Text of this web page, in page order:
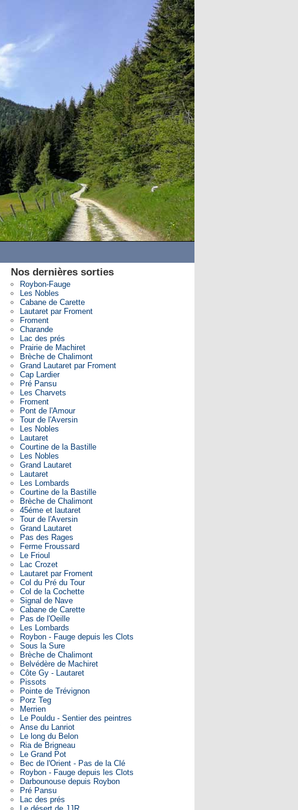
Nos dernières sorties
Roybon-Fauge
Les Nobles
Cabane de Carette
Lautaret par Froment
Froment
Charande
Lac des prés
Prairie de Machiret
Brèche de Chalimont
Grand Lautaret par Froment
Cap Lardier
Pré Pansu
Les Charvets
Froment
Pont de l'Amour
Tour de l'Aversin
Les Nobles
Lautaret
Courtine de la Bastille
Les Nobles
Grand Lautaret
Lautaret
Les Lombards
Courtine de la Bastille
Brèche de Chalimont
45éme et lautaret
Tour de l'Aversin
Grand Lautaret
Pas des Rages
Ferme Froussard
Le Frioul
Lac Crozet
Lautaret par Froment
Col du Pré du Tour
Col de la Cochette
Signal de Nave
Cabane de Carette
Pas de l'Oeille
Les Lombards
Roybon - Fauge depuis les Clots
Sous la Sure
Brèche de Chalimont
Belvédère de Machiret
Côte Gy - Lautaret
Pissots
Pointe de Trévignon
Porz Teg
Merrien
Le Pouldu - Sentier des peintres
Anse du Lanriot
Le long du Belon
Ria de Brigneau
Le Grand Pot
Bec de l'Orient - Pas de la Clé
Roybon - Fauge depuis les Clots
Darbounouse depuis Roybon
Pré Pansu
Lac des prés